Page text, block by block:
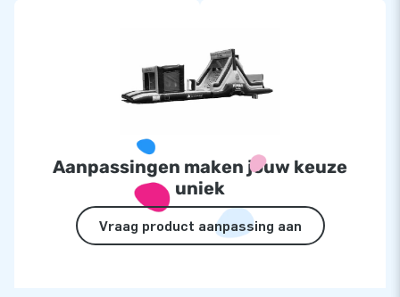
Aanpassingen maken jouw keuze
uniek
Vraag product aanpassing aan